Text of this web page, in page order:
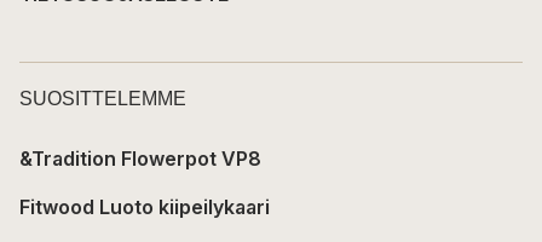
SUOSITTELEMME
&Tradition Flowerpot VP8
Fitwood Luoto kiipeilykaari